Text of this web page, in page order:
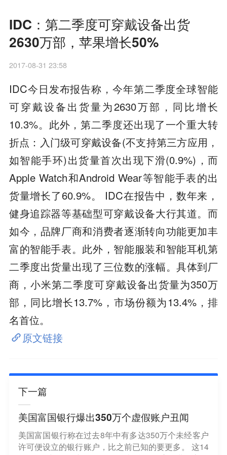
IDC：第二季度可穿戴设备出货
2630万部，苹果增长50%
2017-08-31 23:58
IDC今日发布报告称，今年第二季度全球智能
可穿戴设备出货量为2630万部，同比增长
10.3%。此外，第二季度还出现了一个重大转
折点：入门级可穿戴设备(不支持第三方应用，
如智能手环)出货量首次出现下滑(0.9%)，而
Apple Watch和Android Wear等智能手表的出
货量增长了60.9%。 IDC在报告中，数年来，
健身追踪器等基础型可穿戴设备大行其道。而
如今，品牌厂商和消费者逐渐转向功能更加丰
富的智能手表。此外，智能服装和智能耳机第
二季度出货量出现了三位数的涨幅。具体到厂
商，小米第二季度可穿戴设备出货量为350万
部，同比增长13.7%，市场份额为13.4%，排
名首位。
原文链接
下一篇
美国富国银行爆出350万个虚假账户丑闻
美国富国银行称在过去8年中有多达350万个未经客户
许可便设立的银行账户，比之前已知的要更多。 这14